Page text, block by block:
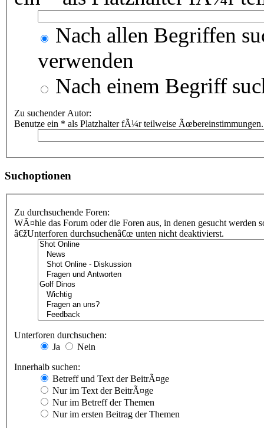
Nach allen Begriffen
verwenden
Nach einem Begriff
Zu suchender Autor:
Benutze ein * als Platzhalter fÃ¼r teilweise Ãœbereinstimmungen.
Suchoptionen
Zu durchsuchende Foren:
WÃ¤hle das Forum oder die Foren aus, in denen gesucht
â€žUnterforen durchsuchenâ€œ unten nicht deaktivierst.
Unterforen durchsuchen:
Ja
Nein
Innerhalb suchen:
Betreff und Text der BeitrÃ¤ge
Nur im Text der BeitrÃ¤ge
Nur im Betreff der Themen
Nur im ersten Beitrag der Themen